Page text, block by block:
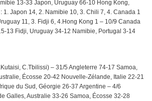
13-33 Japon, Uruguay 66-10 Hong Kong,
1. Japon 14, 2. Namibie 10, 3. Chili 7, 4. Canada 1
11, 3. Fidji 6, 4.Hong Kong 1 – 10/9 Canada
13 Fidji, Uruguay 34-12 Namibie, Portugal 3-14
C.Tbilissi) – 31/5 Angleterre 74-17 Samoa,
Écosse 20-42 Nouvelle-Zélande, Italie 22-21
du Sud, Géorgie 26-37 Argentine – 4/6
Galles, Australie 33-26 Samoa, Écosse 32-28